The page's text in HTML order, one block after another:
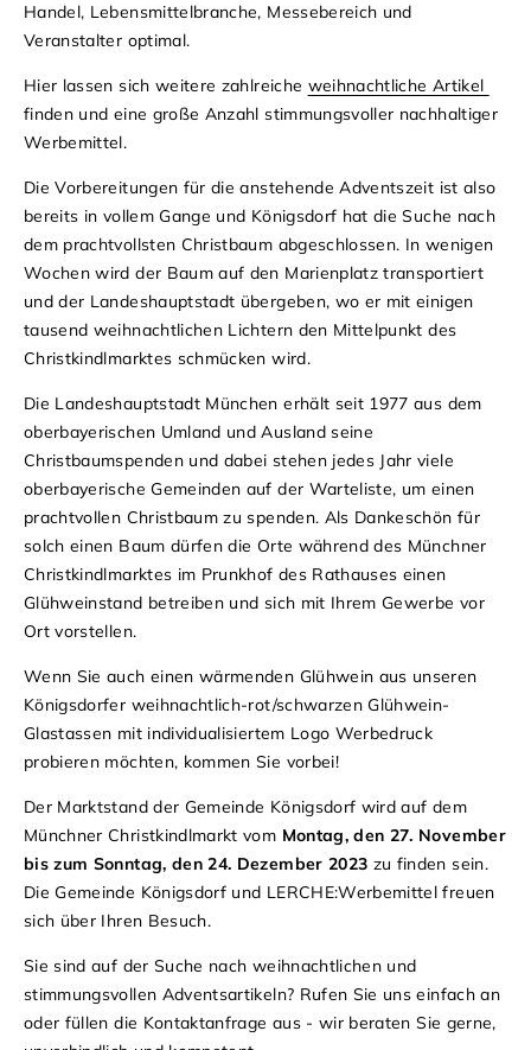
Handel, Lebensmittelbranche, Messebereich und
Veranstalter optimal.
Hier lassen sich weitere zahlreiche weihnachtliche Artikel
finden und eine große Anzahl stimmungsvoller nachhaltiger
Werbemittel.
Die Vorbereitungen für die anstehende Adventszeit ist also
bereits in vollem Gange und Königsdorf hat die Suche nach
dem prachtvollsten Christbaum abgeschlossen. In wenigen
Wochen wird der Baum auf den Marienplatz transportiert
und der Landeshauptstadt übergeben, wo er mit einigen
tausend weihnachtlichen Lichtern den Mittelpunkt des
Christkindlmarktes schmücken wird.
Die Landeshauptstadt München erhält seit 1977 aus dem
oberbayerischen Umland und Ausland seine
Christbaumspenden und dabei stehen jedes Jahr viele
oberbayerische Gemeinden auf der Warteliste, um einen
prachtvollen Christbaum zu spenden. Als Dankeschön für
solch einen Baum dürfen die Orte während des Münchner
Christkindlmarktes im Prunkhof des Rathauses einen
Glühweinstand betreiben und sich mit Ihrem Gewerbe vor
Ort vorstellen.
Wenn Sie auch einen wärmenden Glühwein aus unseren
Königsdorfer weihnachtlich-rot/schwarzen Glühwein-
Glastassen mit individualisiertem Logo Werbedruck
probieren möchten, kommen Sie vorbei!
Der Marktstand der Gemeinde Königsdorf wird auf dem
Münchner Christkindlmarkt vom Montag, den 27. November
bis zum Sonntag, den 24. Dezember 2023 zu finden sein.
Die Gemeinde Königsdorf und LERCHE:Werbemittel freuen
sich über Ihren Besuch.
Sie sind auf der Suche nach weihnachtlichen und
stimmungsvollen Adventsartikeln? Rufen Sie uns einfach an
oder füllen die Kontaktanfrage aus - wir beraten Sie gerne,